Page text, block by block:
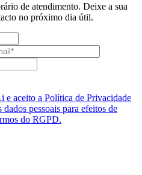
de atendimento. Deixe a sua
no próximo dia útil.
e aceito a Política de Privacidade
pessoais para efeitos de
do RGPD.